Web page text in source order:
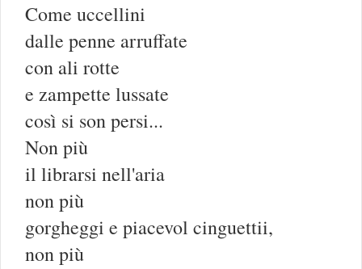
Come uccellini
dalle penne arruffate
con ali rotte
e zampette lussate
così si son persi...
Non più
il librarsi nell'aria
non più
gorgheggi e piacevol cinguettii,
non più